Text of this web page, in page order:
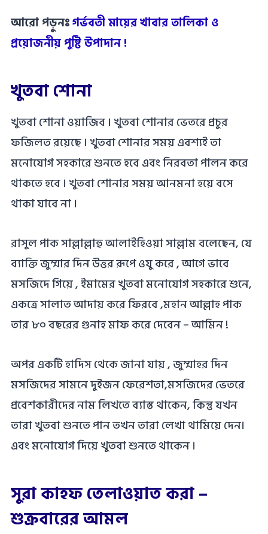
আরো পড়ুনঃগর্ভবতী মায়ের খাবার তালিকা ও
প্রয়োজনীয় পুষ্টি উপাদান !
খুতবা শোনা
খুতবা শোনা ওয়াজিব । খুতবা শোনার ভেতরে প্রচুর
ফজিলত রয়েছে । খুতবা শোনার সময় এবশ্যই তা
মনোযোগ সহকারে শুনতে হবে এবং নিরবতা পালন করে
থাকতে হবে । খুতবা শোনার সময় আনমনা হয়ে বসে
থাকা যাবে না ।
রাসুল পাক সাল্লাল্লাহু আলাইহিওয়া সাল্লাম বলেছেন, যে
ব্যাক্তি জুম্মার দিন উত্তর রূপে ওযু করে , আগে ভাবে
মসজিদে গিয়ে , ইমামের খুতবা মনোযোগ সহকারে শুনে,
একত্রে সালাত আদায় করে ফিরবে ,মহান আল্লাহ পাক
তার ৮০ বছরের গুনাহ মাফ করে দেবেন – আমিন !
অপর একটি হাদিস থেকে জানা যায় , জুম্মাহর দিন
মসজিদের সামনে দুইজন ফেরেশতা,মসজিদের ভেতরে
প্রবেশকারীদের নাম লিখতে ব্যাস্ত থাকেন, কিন্তু যখন
তারা খুতবা শুনতে পান তখন তারা লেখা থামিয়ে দেন।
এবং মনোযোগ দিয়ে খুতবা শুনতে থাকেন ।
সুরা কাহফ তেলাওয়াত করা –
শুক্রবারের আমল